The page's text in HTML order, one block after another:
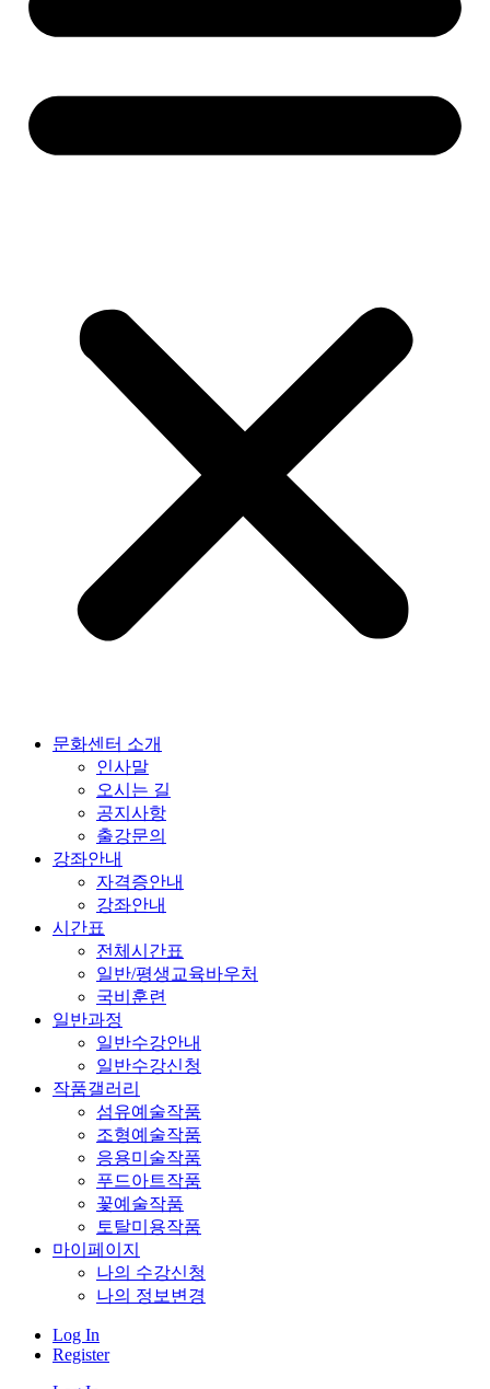
문화센터 소개
인사말
오시는 길
공지사항
출강문의
강좌안내
자격증안내
강좌안내
시간표
전체시간표
일반/평생교육바우처
국비훈련
일반과정
일반수강안내
일반수강신청
작품갤러리
섬유예술작품
조형예술작품
응용미술작품
푸드아트작품
꽃예술작품
토탈미용작품
마이페이지
나의 수강신청
나의 정보변경
Log In
Register